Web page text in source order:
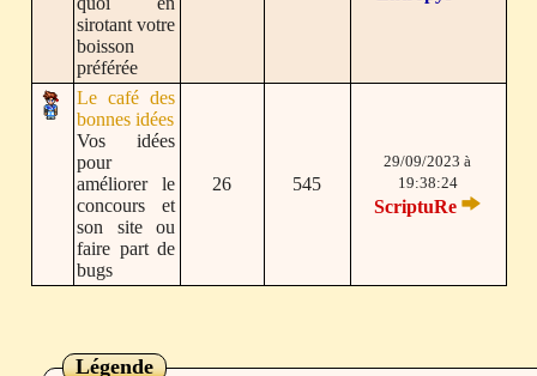
sirotant votre
boisson
préférée
Le café des
bonnes idées
Vos idées
pour
améliorer le
concours et
son site ou
faire part de
bugs
26 545
29/09/2023 à
19:38:24
ScriptuRe
Légende